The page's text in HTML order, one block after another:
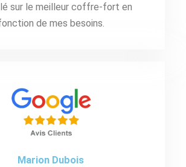
sur le meilleur coffre-fort en
de mes besoins.
Marion Dubois